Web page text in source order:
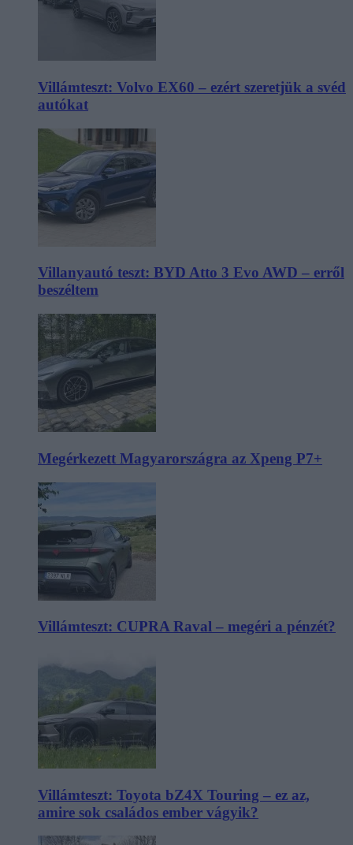
Villámteszt: Volvo EX60 – ezért szeretjük a svéd
autókat
Villanyautó teszt: BYD Atto 3 Evo AWD – erről
beszéltem
Megérkezett Magyarországra az Xpeng P7+
Villámteszt: CUPRA Raval – megéri a pénzét?
Villámteszt: Toyota bZ4X Touring – ez az,
amire sok családos ember vágyik?